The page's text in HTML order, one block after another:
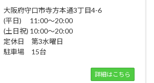
大阪府守口市寺方本通3丁目4-6
(平日) 11:00～20:00
(土日祝) 10:00～20:00
定休日 第3水曜日
駐車場 15台
詳細はこちら